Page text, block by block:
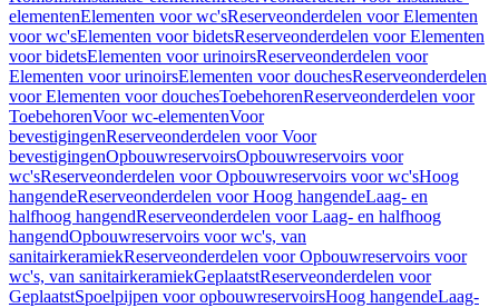
elementenElementen voor wc'sReserveonderdelen voor Elementen
voor wc'sElementen voor bidetsReserveonderdelen voor Elementen
voor bidetsElementen voor urinoirsReserveonderdelen voor
Elementen voor urinoirsElementen voor douchesReserveonderdelen
voor Elementen voor douchesToebehorenReserveonderdelen voor
ToebehorenVoor wc-elementenVoor
bevestigingenReserveonderdelen voor Voor
bevestigingenOpbouwreservoirsOpbouwreservoirs voor
wc'sReserveonderdelen voor Opbouwreservoirs voor wc'sHoog
hangendeReserveonderdelen voor Hoog hangendeLaag- en
halfhoog hangendReserveonderdelen voor Laag- en halfhoog
hangendOpbouwreservoirs voor wc's, van
sanitairkeramiekReserveonderdelen voor Opbouwreservoirs voor
wc's, van sanitairkeramiekGeplaatstReserveonderdelen voor
GeplaatstSpoelpijpen voor opbouwreservoirsHoog hangendeLaag-